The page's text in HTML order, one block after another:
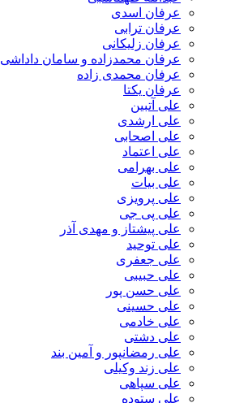
عرفان اسدی
عرفان ترابی
عرفان زلیکانی
عرفان محمدزاده و سامان داداشی
عرفان محمدی زاده
عرفان یکتا
علی آتبین
علی ارشدی
علی اصحابی
علی اعتماد
علی بهرامی
علی بیات
علی پرویزی
علی پی جی
علی پیشتاز و مهدی آذر
علی توحید
علی جعفری
علی حبیبی
علی حسن پور
علی حسینی
علی خادمی
علی دشتی
علی رمضانپور و آمین بند
علی زند وکیلی
علی سپاهی
علی ستوده